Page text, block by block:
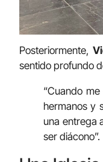
Posteriormente,
sentido profundo
“Cuando
hermanos y
una entrega
ser diácono”.